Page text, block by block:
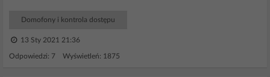
Domofony i kontrola dostępu
13 Sty 2021 21:36
Odpowiedzi: 7 Wyświetleń: 1875